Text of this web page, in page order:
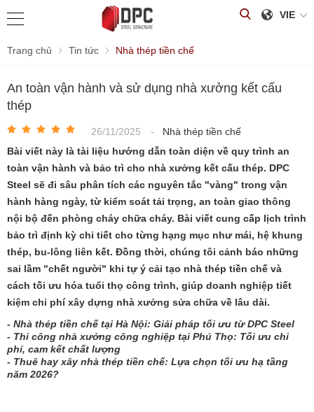
VIE
Trang chủ Tin tức Nhà thép tiền chế
An toàn vận hành và sử dụng nhà xưởng kết cấu
thép
26/11/2025 -
Nhà thép tiền chế
Bài viết này là tài liệu hướng dẫn toàn diện về quy trình an
toàn vận hành và bảo trì cho nhà xưởng kết cấu thép. DPC
Steel sẽ đi sâu phân tích các nguyên tắc "vàng" trong vận
hành hàng ngày, từ kiểm soát tải trọng, an toàn giao thông
nội bộ đến phòng cháy chữa cháy. Bài viết cung cấp lịch trình
bảo trì định kỳ chi tiết cho từng hạng mục như mái, hệ khung
thép, bu-lông liên kết. Đồng thời, chúng tôi cảnh báo những
sai lầm "chết người" khi tự ý cải tạo nhà thép tiền chế và
cách tối ưu hóa tuổi thọ công trình, giúp doanh nghiệp tiết
kiệm chi phí xây dựng nhà xưởng sửa chữa về lâu dài.
- Nhà thép tiền chế tại Hà Nội: Giải pháp tối ưu từ DPC Steel
- Thi công nhà xưởng công nghiệp tại Phú Thọ: Tối ưu chi
phí, cam kết chất lượng
- Thuê hay xây nhà thép tiền chế: Lựa chọn tối ưu hạ tầng
năm 2026?